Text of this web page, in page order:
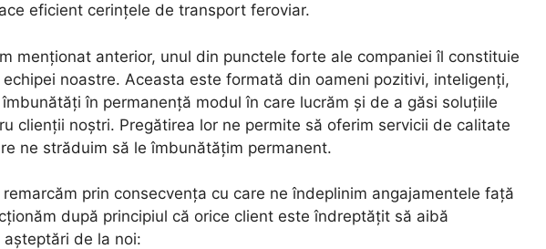
eficient cerințele de transport feroviar.
menționat anterior, unul din punctele forte ale companiei îl constituie
noastre. Aceasta este formată din oameni pozitivi, inteligenți,
în permanență modul în care lucrăm și de a găsi soluțiile
clienții noștri. Pregătirea lor ne permite să oferim servicii de calitate
ne străduim să le îmbunătățim permanent.
remarcăm prin consecvența cu care ne îndeplinim angajamentele față
după principiul că orice client este îndreptățit să aibă
așteptări de la noi: